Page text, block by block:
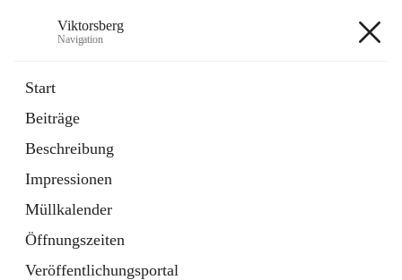
Viktorsberg
Navigation
Start
Beiträge
Beschreibung
Impressionen
Müllkalender
Öffnungszeiten
Veröffentlichungsportal
1 Schnellzugriff
Bürgerservice
10 Schnellzugriffe